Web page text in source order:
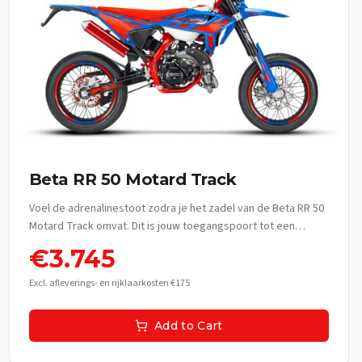
Beta RR 50 Motard Track
Voel de adrenalinestoot zodra je het zadel van de Beta RR 50
Motard Track omvat. Dit is jouw toegangspoort tot een
avontuur. Stap op en ervaar de rauwe kracht en behendigheid
die jou moeiteloos door het stedelijke landschap snijdt en de
meters op deze zwarte racemonster zijn het begin van een
legende, een ode aan snelheid en onafhankelijkheid. **De
€3.745
Excl. afleverings- en rijklaarkosten €175
Add to Cart